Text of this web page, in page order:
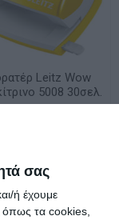
σας
ή έχουμε
τα cookies,
Leitz Wow
5008 30σελ.